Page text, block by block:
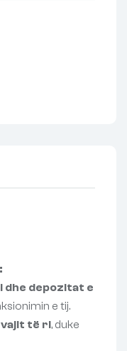
dhe depozitat e
e tij.
të ri, duke